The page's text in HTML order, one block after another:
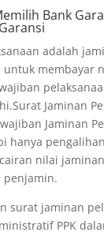
Bank
adalah
untuk membayar
Jaminan
Jaminan
hanya
nilai
penjamin.
surat jaminan
PPK